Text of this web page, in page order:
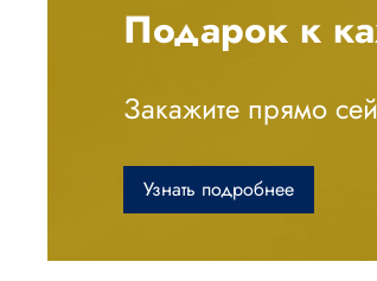
Подарок к
Закажите прямо
Узнать подробнее